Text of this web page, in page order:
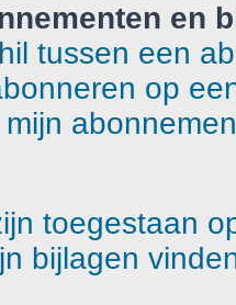
en
tussen een
op
toegestaan
bijlagen